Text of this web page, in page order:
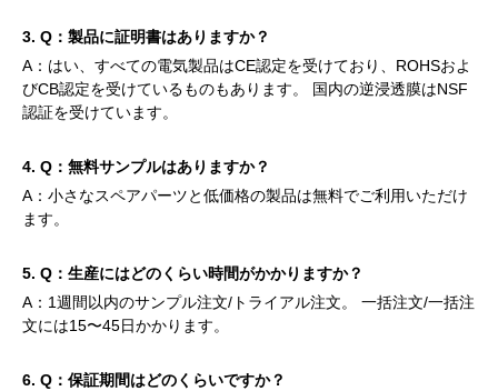
3. Q：製品に証明書はありますか？
A：はい、すべての電気製品はCE認定を受けており、ROHSおよ
びCB認定を受けているものもあります。 国内の逆浸透膜はNSF
認証を受けています。
4. Q：無料サンプルはありますか？
A：小さなスペアパーツと低価格の製品は無料でご利用いただけ
ます。
5. Q：生産にはどのくらい時間がかかりますか？
A：1週間以内のサンプル注文/トライアル注文。 一括注文/一括注
文には15〜45日かかります。
6. Q：保証期間はどのくらいですか？